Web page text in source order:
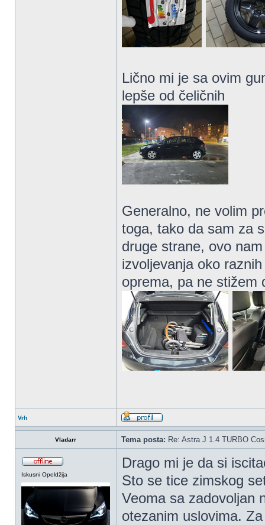
Lično mi je sa ovim
lepše od čeličnih
Generalno, ne volim
toga, tako da sam za
druge strane, ovo
izvoljevanja oko
oprema, pa ne
Vrh
Vladarr Tema posta: Re: Astra J 1.4 TURBO
Iskusni Opeldžija
Drago mi je da si
Sto se tice zimskog
Veoma sa zadovoljan
otezanim uslovima.